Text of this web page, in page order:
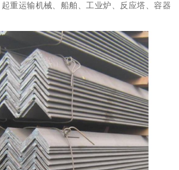
重运输机械、船舶、工业炉、反应塔、容器